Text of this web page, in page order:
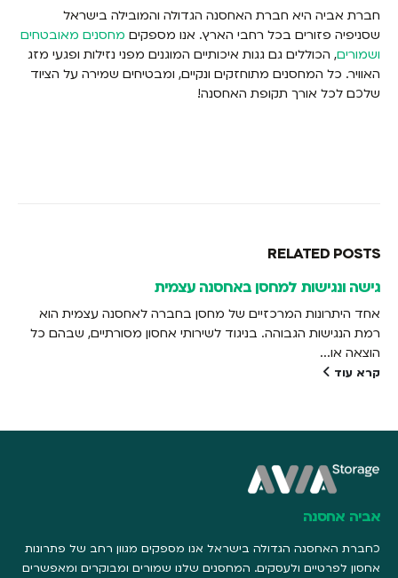
חברת אביה היא חברת האחסנה הגדולה והמובילה בישראל
שסניפיה פזורים בכל רחבי הארץ. אנו מספקים מחסנים מאובטחים
ושמורים, הכוללים גם גגות איכותיים המוגנים מפני נזילות ופגעי מזג
האוויר. כל המחסנים מתוחזקים ונקיים, ומבטיחים שמירה על הציוד
שלכם לכל אורך תקופת האחסנה!
RELATED POSTS
גישה ונגישות למחסן באחסנה עצמית
אחד היתרונות המרכזיים של מחסן בחברה לאחסנה עצמית הוא
רמת הנגישות הגבוהה. בניגוד לשירותי אחסון מסורתיים, שבהם כל
הוצאה או...
קרא עוד
אביה אחסנה
כחברת האחסנה הגדולה בישראל אנו מספקים מגוון רחב של פתרונות
אחסון לפרטיים ולעסקים. המחסנים שלנו שמורים ומבוקרים ומאפשרים